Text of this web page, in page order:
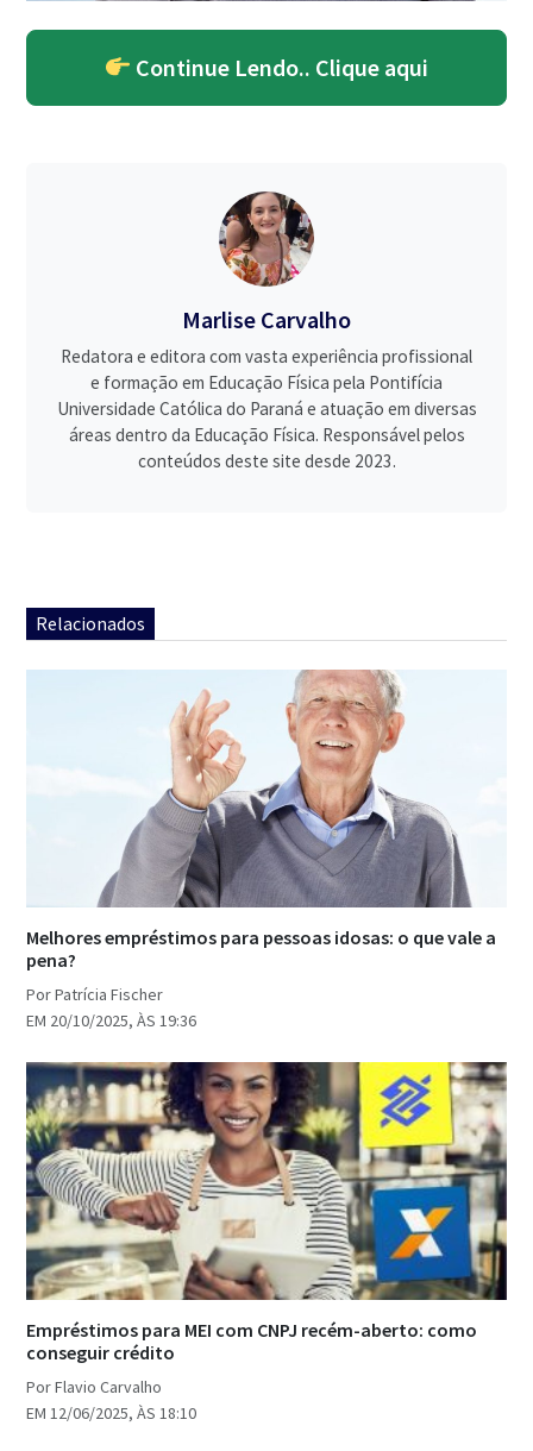
Continue Lendo.. Clique aqui
Marlise Carvalho
Redatora e editora com vasta experiência profissional
e formação em Educação Física pela Pontifícia
Universidade Católica do Paraná e atuação em diversas
áreas dentro da Educação Física. Responsável pelos
conteúdos deste site desde 2023.
Relacionados
Melhores empréstimos para pessoas idosas: o que vale a
pena?
Por Patrícia Fischer
EM 20/10/2025, ÀS 19:36
Empréstimos para MEI com CNPJ recém-aberto: como
conseguir crédito
Por Flavio Carvalho
EM 12/06/2025, ÀS 18:10